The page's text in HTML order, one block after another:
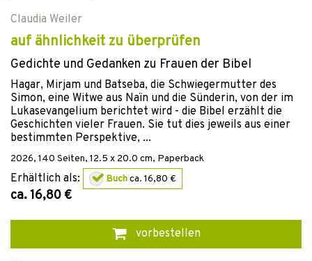
Claudia Weiler
auf ähnlichkeit zu überprüfen
Gedichte und Gedanken zu Frauen der Bibel
Hagar, Mirjam und Batseba, die Schwiegermutter des
Simon, eine Witwe aus Naïn und die Sünderin, von der im
Lukasevangelium berichtet wird - die Bibel erzählt die
Geschichten vieler Frauen. Sie tut dies jeweils aus einer
bestimmten Perspektive, ...
2026, 140 Seiten, 12.5 x 20.0 cm, Paperback
Erhältlich als: Buchca. 16,80 €
ca. 16,80 €
vorbestellen